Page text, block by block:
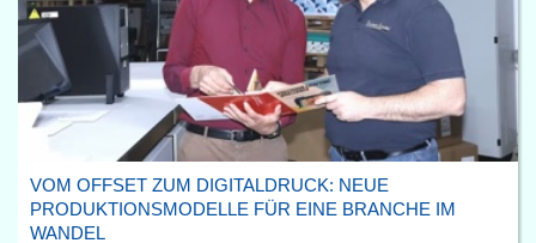
VOM OFFSET ZUM DIGITALDRUCK: NEUE
PRODUKTIONSMODELLE FÜR EINE BRANCHE IM
WANDEL